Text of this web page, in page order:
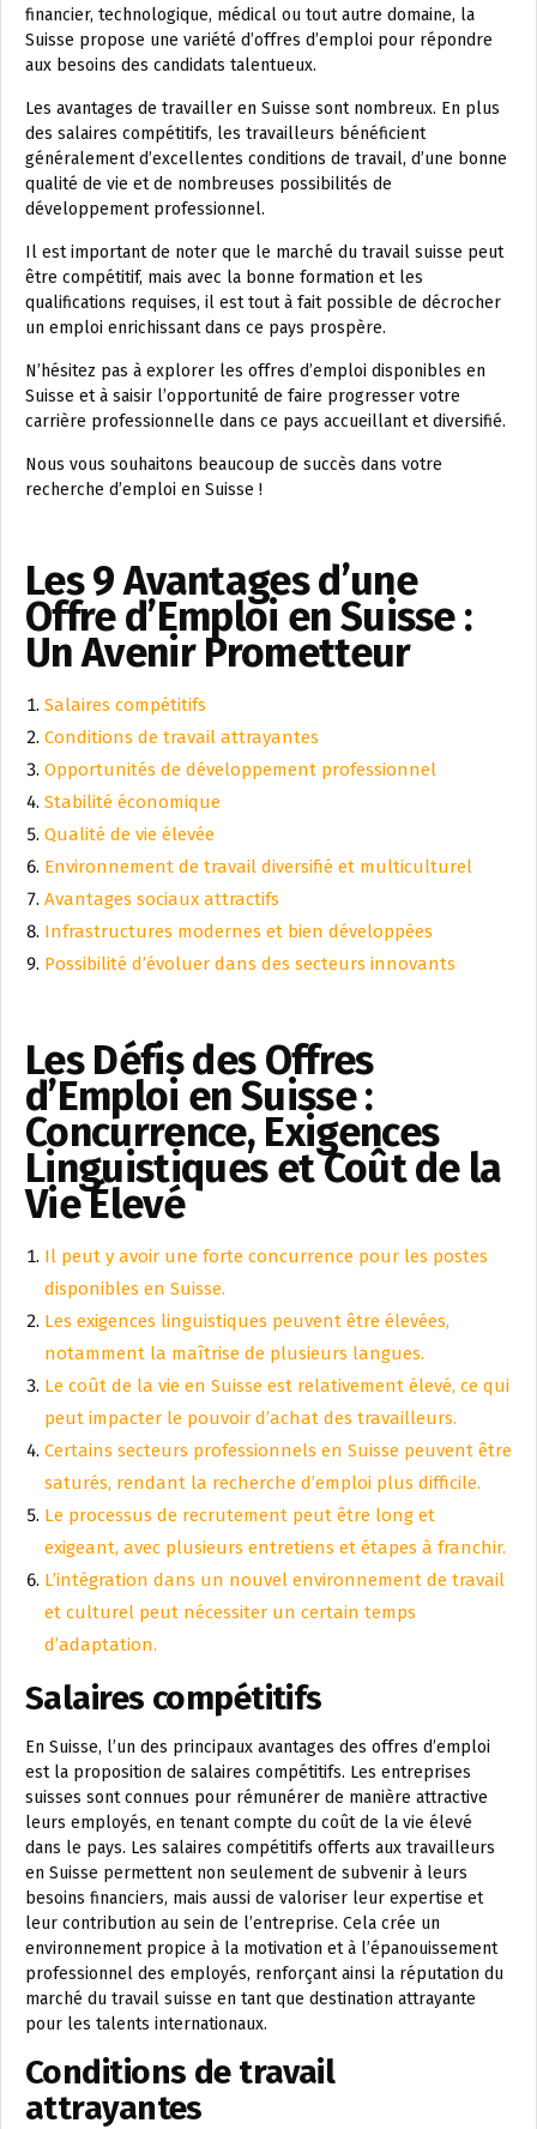
financier, technologique, médical ou tout autre domaine, la
Suisse propose une variété d’offres d’emploi pour répondre
aux besoins des candidats talentueux.
Les avantages de travailler en Suisse sont nombreux. En plus
des salaires compétitifs, les travailleurs bénéficient
généralement d’excellentes conditions de travail, d’une bonne
qualité de vie et de nombreuses possibilités de
développement professionnel.
Il est important de noter que le marché du travail suisse peut
être compétitif, mais avec la bonne formation et les
qualifications requises, il est tout à fait possible de décrocher
un emploi enrichissant dans ce pays prospère.
N’hésitez pas à explorer les offres d’emploi disponibles en
Suisse et à saisir l’opportunité de faire progresser votre
carrière professionnelle dans ce pays accueillant et diversifié.
Nous vous souhaitons beaucoup de succès dans votre
recherche d’emploi en Suisse !
Les 9 Avantages d’une
Offre d’Emploi en Suisse :
Un Avenir Prometteur
Salaires compétitifs
Conditions de travail attrayantes
Opportunités de développement professionnel
Stabilité économique
Qualité de vie élevée
Environnement de travail diversifié et multiculturel
Avantages sociaux attractifs
Infrastructures modernes et bien développées
Possibilité d’évoluer dans des secteurs innovants
Les Défis des Offres
d’Emploi en Suisse :
Concurrence, Exigences
Linguistiques et Coût de la
Vie Élevé
Il peut y avoir une forte concurrence pour les postes
disponibles en Suisse.
Les exigences linguistiques peuvent être élevées,
notamment la maîtrise de plusieurs langues.
Le coût de la vie en Suisse est relativement élevé, ce qui
peut impacter le pouvoir d’achat des travailleurs.
Certains secteurs professionnels en Suisse peuvent être
saturés, rendant la recherche d’emploi plus difficile.
Le processus de recrutement peut être long et
exigeant, avec plusieurs entretiens et étapes à franchir.
L’intégration dans un nouvel environnement de travail
et culturel peut nécessiter un certain temps
d’adaptation.
Salaires compétitifs
En Suisse, l’un des principaux avantages des offres d’emploi
est la proposition de salaires compétitifs. Les entreprises
suisses sont connues pour rémunérer de manière attractive
leurs employés, en tenant compte du coût de la vie élevé
dans le pays. Les salaires compétitifs offerts aux travailleurs
en Suisse permettent non seulement de subvenir à leurs
besoins financiers, mais aussi de valoriser leur expertise et
leur contribution au sein de l’entreprise. Cela crée un
environnement propice à la motivation et à l’épanouissement
professionnel des employés, renforçant ainsi la réputation du
marché du travail suisse en tant que destination attrayante
pour les talents internationaux.
Conditions de travail
attrayantes